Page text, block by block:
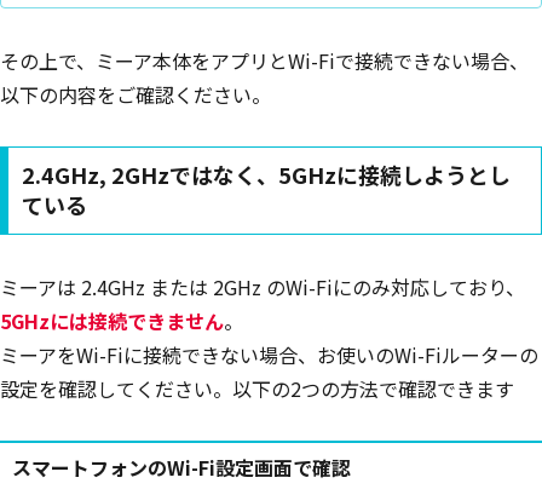
その上で、ミーア本体をアプリとWi-Fiで接続できない場合、
以下の内容をご確認ください。
2.4GHz, 2GHzではなく、5GHzに接続しようとし
ている
ミーアは 2.4GHz または 2GHz のWi-Fiにのみ対応しており、
5GHzには接続できません。
ミーアをWi-Fiに接続できない場合、お使いのWi-Fiルーターの
設定を確認してください。以下の2つの方法で確認できます
スマートフォンのWi-Fi設定画面で確認